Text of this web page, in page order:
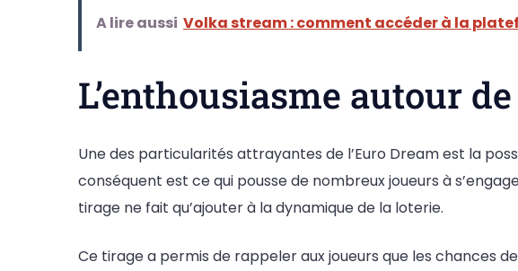
A lire aussi Volka stream : comment accéder à la
L’enthousiasme autour
Une des particularités attrayantes de l’Euro Dream est la
conséquent est ce qui pousse de nombreux joueurs à
tirage ne fait qu’ajouter à la dynamique de la loterie.
Ce tirage a permis de rappeler aux joueurs que les chances